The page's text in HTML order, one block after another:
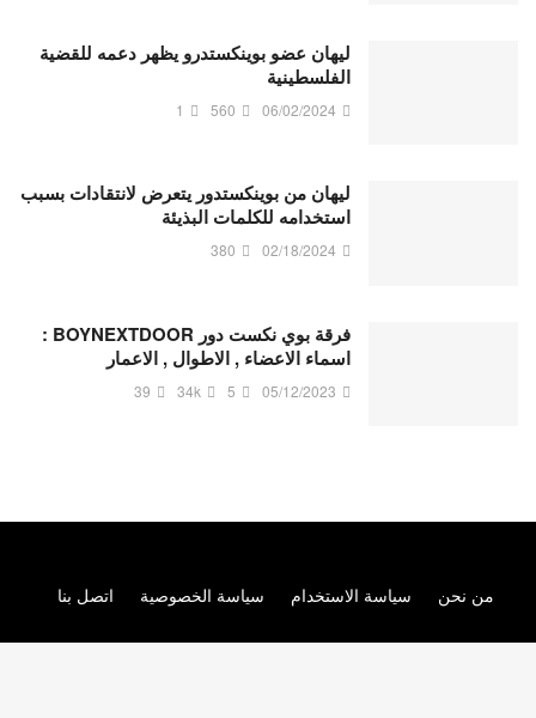
ليهان عضو بوينكستدرو يظهر دعمه للقضية
الفلسطينية
06/02/2024
560
1
ليهان من بوينكستدور يتعرض لانتقادات بسبب
استخدامه للكلمات البذيئة
02/18/2024
380
فرقة بوي نكست دور BOYNEXTDOOR :
اسماء الاعضاء , الاطوال , الاعمار
05/12/2023
5
34k
39
من نحن سياسة الاستخدام سياسة الخصوصية اتصل بنا